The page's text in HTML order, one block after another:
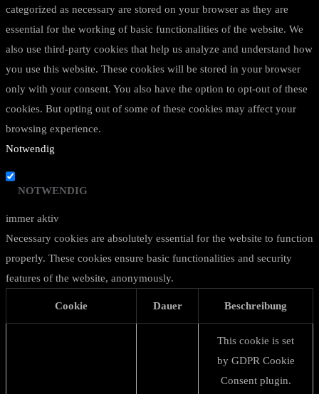
categorized as necessary are stored on your browser as they are
essential for the working of basic functionalities of the website. We
also use third-party cookies that help us analyze and understand how
you use this website. These cookies will be stored in your browser
only with your consent. You also have the option to opt-out of these
cookies. But opting out of some of these cookies may affect your
browsing experience.
Notwendig
NOTWENDIG
immer aktiv
Necessary cookies are absolutely essential for the website to function
properly. These cookies ensure basic functionalities and security
features of the website, anonymously.
Cookie Dauer Beschreibung
This cookie is set
by GDPR Cookie
Consent plugin.